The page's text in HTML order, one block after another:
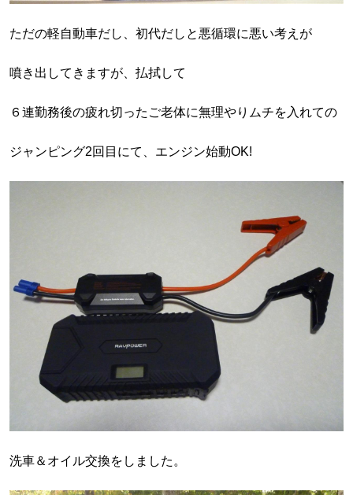
ただの軽自動車だし、初代だしと悪循環に悪い考えが
噴き出してきますが、払拭して
６連勤務後の疲れ切ったご老体に無理やりムチを入れての
ジャンピング2回目にて、エンジン始動OK!
洗車＆オイル交換をしました。